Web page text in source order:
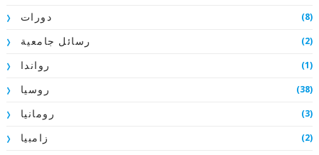
دورات (8)
رسائل جامعية (2)
رواندا (1)
روسيا (38)
رومانيا (3)
زامبيا (2)